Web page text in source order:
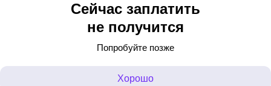
Сейчас заплатить
не получится
Попробуйте позже
Хорошо